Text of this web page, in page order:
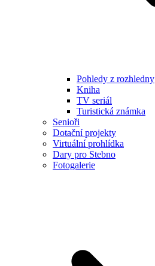
Pohledy z rozhledny
Kniha
TV seriál
Turistická známka
Senioři
Dotační projekty
Virtuální prohlídka
Dary pro Stebno
Fotogalerie